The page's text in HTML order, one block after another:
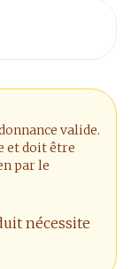
valide.
et doit être
par le
nécessite